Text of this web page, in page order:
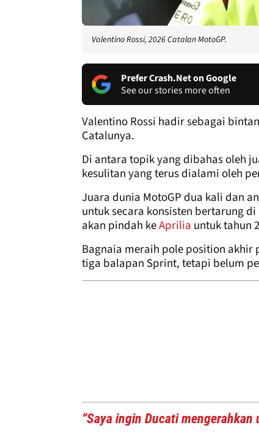
Valentino Rossi, 2026 Catalan MotoGP.
Prefer Crash.Net on Google
See our stories more often
Valentino Rossi hadir sebagai
Catalunya.
Di antara topik yang dibahas oleh
kesulitan yang terus dialami oleh
Juara dunia MotoGP dua kali dan
untuk secara konsisten bertarung
akan pindah keAprilia untuk tahun
Bagnaia meraih pole position akhir
tiga balapan Sprint, tetapi belum
“Saya ingin Ducati